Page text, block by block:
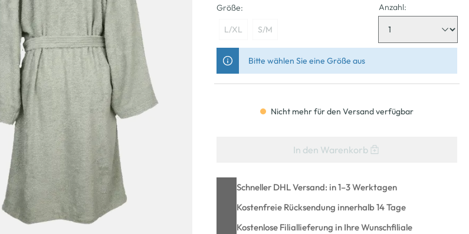
Größe:
L/XL S/M
Anzahl:
Bitte wählen Sie eine Größe aus
Nicht mehr für den Versand verfügbar
In den Warenkorb
Schneller DHL Versand: in 1–3 Werktagen
Kostenfreie Rücksendung innerhalb 14 Tage
Kostenlose Filiallieferung in Ihre Wunschfiliale